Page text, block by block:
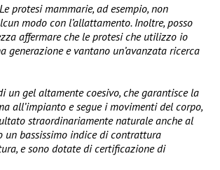
protesi mammarie, ad esempio, non
modo con l’allattamento. Inoltre, posso
affermare che le protesi che utilizzo io
generazione e vantano un’avanzata ricerca
un gel altamente coesivo, che garantisce la
all’impianto e segue i movimenti del corpo,
straordinariamente naturale anche al
un bassissimo indice di contrattura
e sono dotate di certificazione di